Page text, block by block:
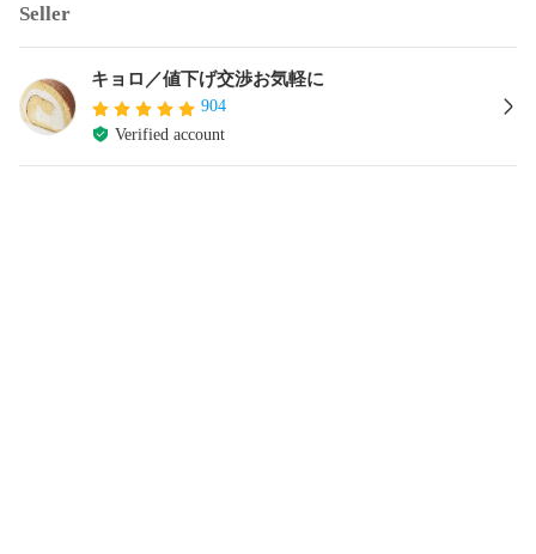
Seller
キョロ／値下げ交渉お気軽に
904
Verified account